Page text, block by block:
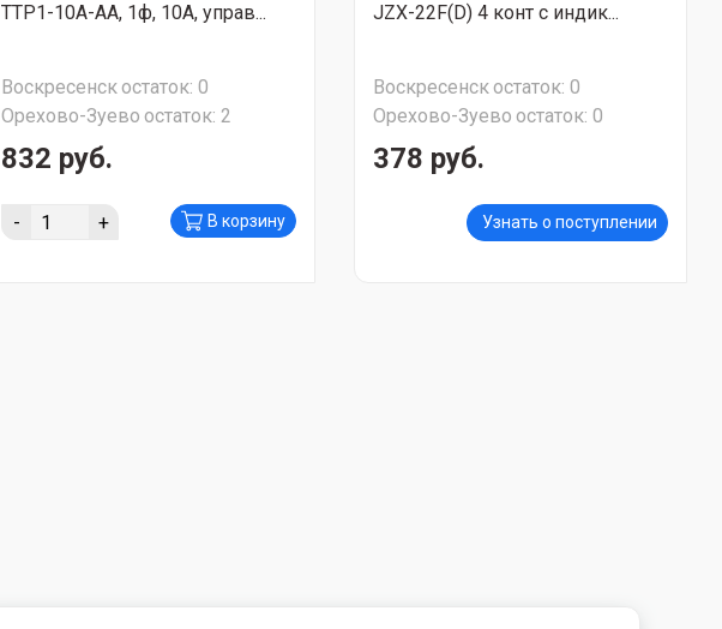
ТТР1-10А-AА, 1ф, 10А, управ...
Воскресенскостаток: 0
Орехово-Зуево остаток: 2
832 руб.
- + В корзину
JZX-22F(D) 4 конт с индик...
Воскресенскостаток: 0
Орехово-Зуево остаток: 0
378 руб.
Узнать о поступлении